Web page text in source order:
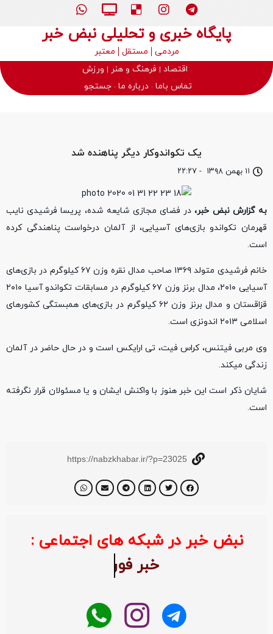
پایگاه خبری و تحلیلی نبض خبر
مردمی مستقل
معتبر
اقتصاد
فرهنگ و هنر
ورزش
تماس باما درباره ما جستجو
۱۱ بهمن ۱۳۹۸ - ۲۲:۲۷
یک تکواندوکار دیگر پناهنده شد
به گزارش نبض خبر،در فضای مجازی شایعه شده، پریسا فرشیدی نایب
قهرمان تکواندو بازی‌های آسیایی، از آلمان درخواست پناهندگی کرده
است.
خانم فرشیدی متولد ۱۳۶۹ صاحب مدال نقره وزن ۶۷ کیلوگرم در بازی‌های
آسیایی ۲۰۱۰، مدال برنز وزن ۶۷ کیلوگرم در مسابقات تکواندو آسیا ۲۰۱۰
قزاقستان و مدال برنز وزن ۶۲ کیلوگرم در بازی‌های همبستگی کشور‌های
اسلامی ۲۰۱۳ اندونزی است.
وی مربی فیتنس، کراس فیت، تی ارایکس است و در حال حاضر در آلمان
زندگی میکند.
شایان ذکر است این خبر هنوز با واکنش ایشان و یا مسئولان قرار نگرفته
است.
https://nabzkhabar.ir/?p=23025
نبض خبر در شبکه های اجتماعی :